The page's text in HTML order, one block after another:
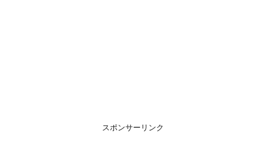
スポンサーリンク